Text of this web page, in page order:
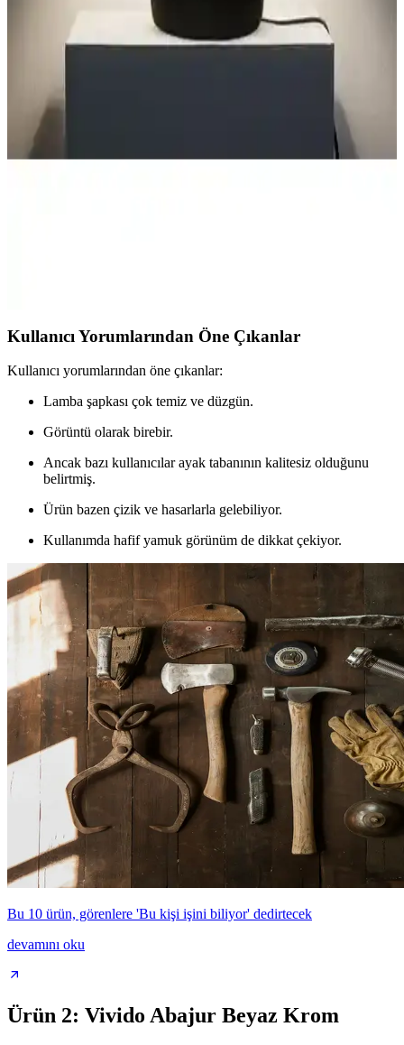
İki yatak odası abajuru karşılaştırması, malzeme, boyut ve kullanıcı
geri bildirimleriyle detaylandırıldı. Homing ve Vivido modellerinin
özellikleri ve kullanım avantajları ortaya kondu.
Abajurlarının Detaylı Karşılaştırması
İki farklı abajur modeli olan Deep Concept Creamaura ve Madame
Coco Claire'ın tasarım, malzeme, kullanım ve kullanıcı yorumlarıyla
detaylı karşılaştırmasını öğrenin.
Kullanıcı Yorumlarından Öne Çıkanlar
Kullanıcı yorumlarından öne çıkanlar:
Lamba şapkası çok temiz ve düzgün.
Görüntü olarak birebir.
Ancak bazı kullanıcılar ayak tabanının kalitesiz olduğunu
belirtmiş.
Ürün bazen çizik ve hasarlarla gelebiliyor.
Kullanımda hafif yamuk görünüm de dikkat çekiyor.
Bu 10 ürün, görenlere 'Bu kişi işini biliyor' dedirtecek
devamını oku
Ürün 2: Vivido Abajur Beyaz Krom